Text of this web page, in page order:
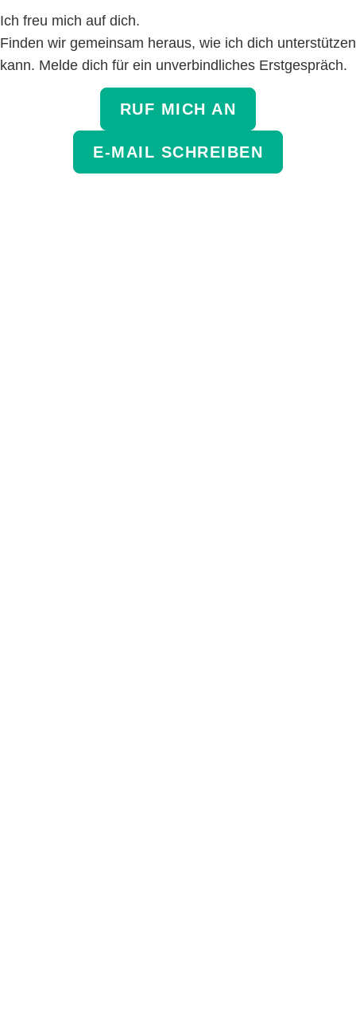
Ich freu mich auf dich.
Finden wir gemeinsam heraus, wie ich dich unterstützen
kann. Melde dich für ein unverbindliches Erstgespräch.
RUF MICH AN
E-MAIL SCHREIBEN